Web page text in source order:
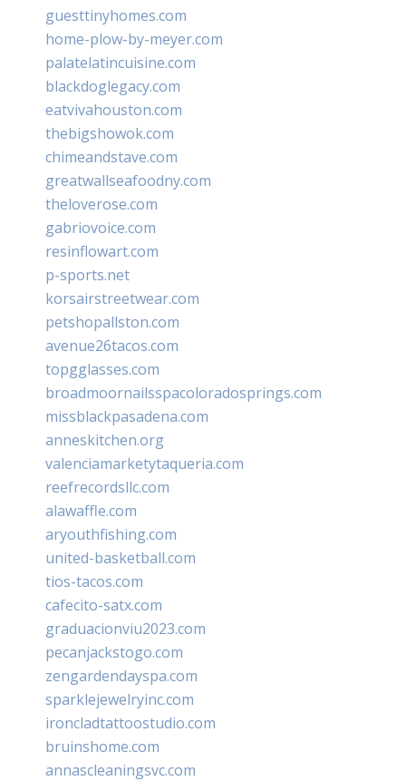
guesttinyhomes.com
home-plow-by-meyer.com
palatelatincuisine.com
blackdoglegacy.com
eatvivahouston.com
thebigshowok.com
chimeandstave.com
greatwallseafoodny.com
theloverose.com
gabriovoice.com
resinflowart.com
p-sports.net
korsairstreetwear.com
petshopallston.com
avenue26tacos.com
topgglasses.com
broadmoornailsspacoloradosprings.com
missblackpasadena.com
anneskitchen.org
valenciamarketytaqueria.com
reefrecordsllc.com
alawaffle.com
aryouthfishing.com
united-basketball.com
tios-tacos.com
cafecito-satx.com
graduacionviu2023.com
pecanjackstogo.com
zengardendayspa.com
sparklejewelryinc.com
ironcladtattoostudio.com
bruinshome.com
annascleaningsvc.com